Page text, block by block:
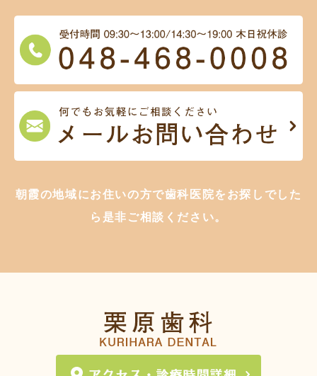
朝霞の地域にお住いの方で歯科医院をお探しでした
ら是非ご相談ください。